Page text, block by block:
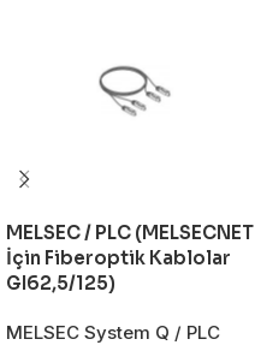
MELSEC / PLC (MELSECNET
İçin Fiberoptik Kablolar
GI62,5/125)
MELSEC System Q / PLC